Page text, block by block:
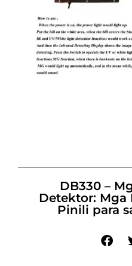
DB330 –
Detektor:
Pinili para